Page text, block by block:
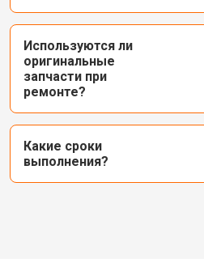
Используются ли
оригинальные
запчасти при
ремонте?
Какие сроки
выполнения?